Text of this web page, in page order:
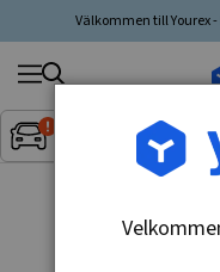
Välkommen till Yourex
Inget
Søg
produkt,
producent,